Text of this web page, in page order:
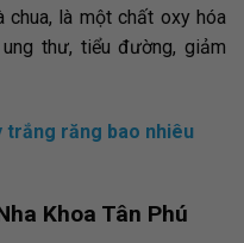
là một chất oxy hóa
thư, tiểu đường, giảm
trắng răng bao nhiêu
Khoa Tân Phú